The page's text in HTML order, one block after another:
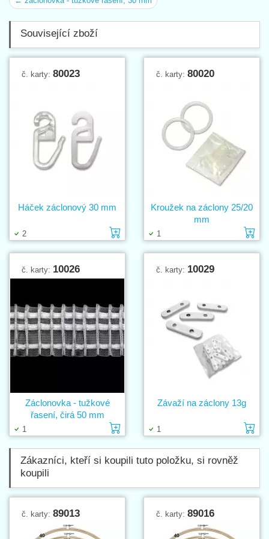
Související zboží
č. karty: 80023
2 Vložit do košíku
Háček záclonový 30 mm
č. karty: 80020
1
Kroužek na záclony 25/20
mm
č. karty: 10026
1 Vložit do košíku
Záclonovka - tužkové
řasení, čirá 50 mm
č. karty: 10029
1
Závaží na záclony 13g
Zákazníci, kteří si koupili tuto položku, si rovněž
koupili
č. karty: 89013 č. karty: 89016